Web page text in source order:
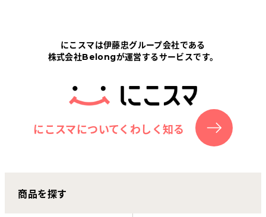
にこスマについて
サポートセンター
お客さまの声
にこスマ通信
にこスマは伊藤忠グループ会社である
株式会社Belongが運営するサービスです。
にこスマについてくわしく知る
商品を探す